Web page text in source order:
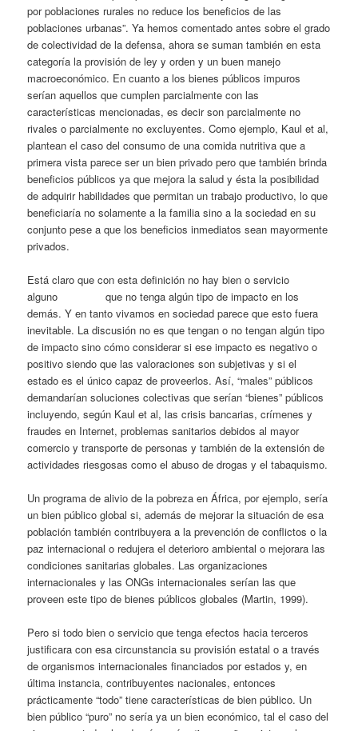
por poblaciones rurales no reduce los beneficios de las
poblaciones urbanas”. Ya hemos comentado antes sobre el grado
de colectividad de la defensa, ahora se suman también en esta
categoría la provisión de ley y orden y un buen manejo
macroeconómico. En cuanto a los bienes públicos impuros
serían aquellos que cumplen parcialmente con las
características mencionadas, es decir son parcialmente no
rivales o parcialmente no excluyentes. Como ejemplo, Kaul et al,
plantean el caso del consumo de una comida nutritiva que a
primera vista parece ser un bien privado pero que también brinda
beneficios públicos ya que mejora la salud y ésta la posibilidad
de adquirir habilidades que permitan un trabajo productivo, lo que
beneficiaría no solamente a la familia sino a la sociedad en su
conjunto pese a que los beneficios inmediatos sean mayormente
privados.
Está claro que con esta definición no hay bien o servicio
alguno que no tenga algún tipo de impacto en los
demás. Y en tanto vivamos en sociedad parece que esto fuera
inevitable. La discusión no es que tengan o no tengan algún tipo
de impacto sino cómo considerar si ese impacto es negativo o
positivo siendo que las valoraciones son subjetivas y si el
estado es el único capaz de proveerlos. Así, “males” públicos
demandarían soluciones colectivas que serían “bienes” públicos
incluyendo, según Kaul et al, las crisis bancarias, crímenes y
fraudes en Internet, problemas sanitarios debidos al mayor
comercio y transporte de personas y también de la extensión de
actividades riesgosas como el abuso de drogas y el tabaquismo.
Un programa de alivio de la pobreza en África, por ejemplo, sería
un bien público global si, además de mejorar la situación de esa
población también contribuyera a la prevención de conflictos o la
paz internacional o redujera el deterioro ambiental o mejorara las
condiciones sanitarias globales. Las organizaciones
internacionales y las ONGs internacionales serían las que
proveen este tipo de bienes públicos globales (Martin, 1999).
Pero si todo bien o servicio que tenga efectos hacia terceros
justificara con esa circunstancia su provisión estatal o a través
de organismos internacionales financiados por estados y, en
última instancia, contribuyentes nacionales, entonces
prácticamente “todo” tiene características de bien público. Un
bien público “puro” no sería ya un bien económico, tal el caso del